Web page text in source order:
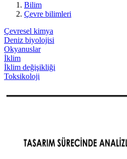
Bilim
Çevre bilimleri
Çevresel kimya
Deniz biyolojisi
Okyanuslar
İklim
İklim değişikliği
Toksikoloji